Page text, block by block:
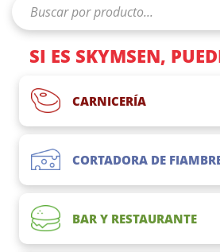
SI ES SKYMSEN,
CARNICERÍA
CORTADORA DE
BAR Y RESTAURANTE